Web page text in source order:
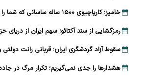
خامیز؛ کارپاچیوی ۱۵۰۰ ساله ساسانی که شما را غافلگیر می‌کند!
رمزگشایی از سند آکتائو؛ سهم ایران از
سقوط آزاد گردشگری ایران؛ قربانی رانت دولتی
هشدارها را جدی نمی‌گیریم؛ تکرار مرگ در